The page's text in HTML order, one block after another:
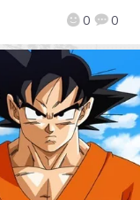
0 0